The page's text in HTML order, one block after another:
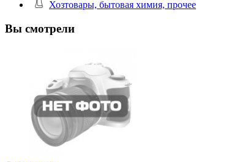
Хозтовары, бытовая химия, прочее
Вы смотрели